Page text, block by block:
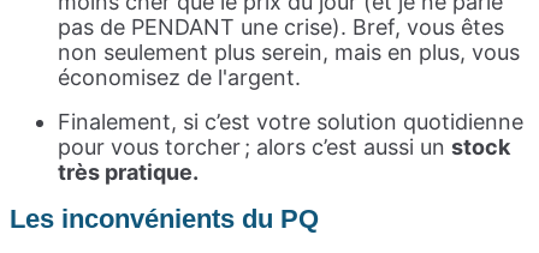
pas de PENDANT une crise). Bref, vous êtes
non seulement plus serein, mais en plus, vous
économisez de l'argent.
Finalement, si c’est votre solution quotidienne
pour vous torcher ; alors c’est aussi un stock
très pratique.
Les inconvénients du PQ